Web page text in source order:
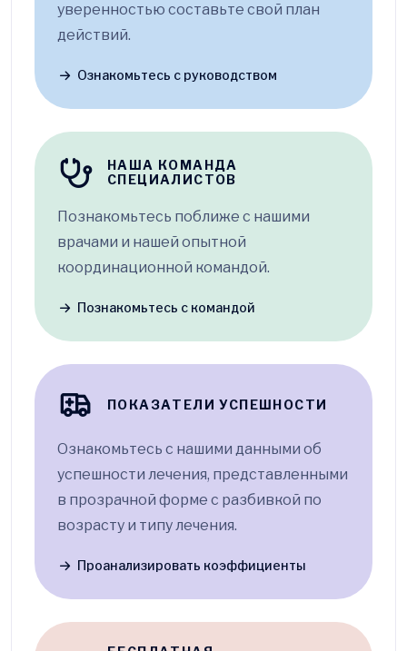
уверенностью составьте свой план
действий.
Ознакомьтесь с руководством
НАША КОМАНДА
СПЕЦИАЛИСТОВ
Познакомьтесь поближе с нашими
врачами и нашей опытной
координационной командой.
Познакомьтесь с командой
ПОКАЗАТЕЛИ УСПЕШНОСТИ
Ознакомьтесь с нашими данными об
успешности лечения, представленными
в прозрачной форме с разбивкой по
возрасту и типу лечения.
Проанализировать коэффициенты